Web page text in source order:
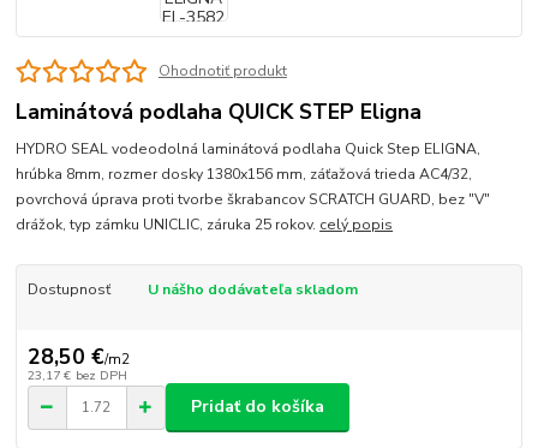
Ohodnotiť produkt
Laminátová podlaha QUICK STEP Eligna
HYDRO SEAL vodeodolná laminátová podlaha Quick Step ELIGNA,
hrúbka 8mm, rozmer dosky 1380x156 mm, záťažová trieda AC4/32,
povrchová úprava proti tvorbe škrabancov SCRATCH GUARD, bez "V"
drážok, typ zámku UNICLIC, záruka 25 rokov. celý popis
Dostupnosť U nášho dodávateľa skladom
28,50 €/m2
23,17 € bez DPH
Pridať do košíka